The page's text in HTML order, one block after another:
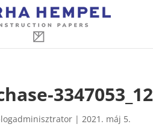
|2021. máj 5.